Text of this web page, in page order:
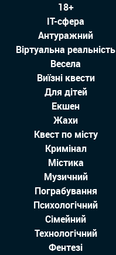
18+
IT-сфера
Антуражний
Віртуальна реальність
Весела
Виїзні квести
Для дітей
Екшен
Жахи
Квест по місту
Кримінал
Містика
Музичний
Пограбування
Психологічний
Сімейний
Технологiчний
Фентезі